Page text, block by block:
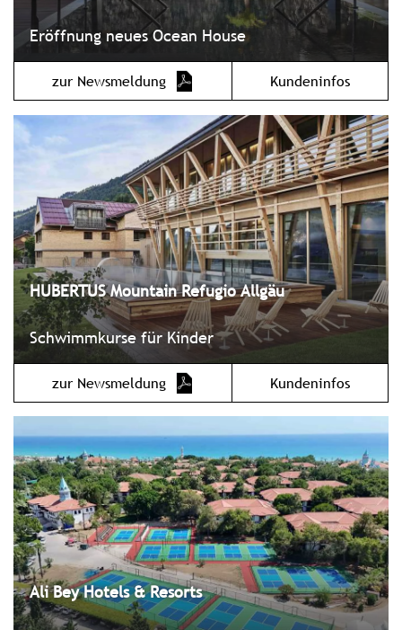
Eröffnung neues Ocean House
zur Newsmeldung Kundeninfos
HUBERTUS Mountain Refugio Allgäu
Schwimmkurse für Kinder
zur Newsmeldung Kundeninfos
Ali Bey Hotels & Resorts